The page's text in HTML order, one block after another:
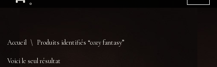
0
Accueil \ Produits identifiés “cozy fantasy”
Voici le seul résultat